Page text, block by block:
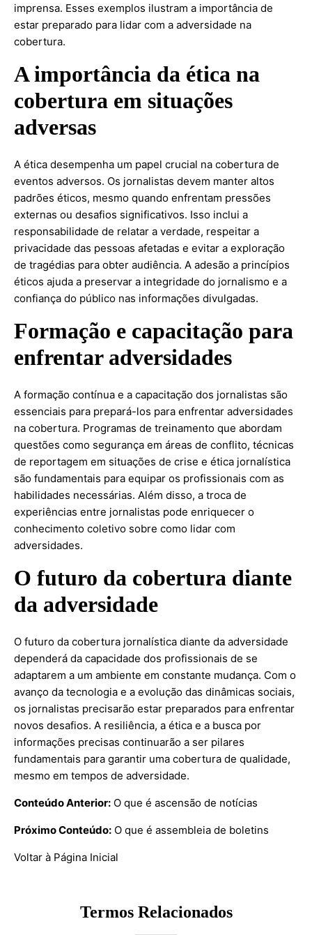
imprensa. Esses exemplos ilustram a importância de
estar preparado para lidar com a adversidade na
cobertura.
A importância da ética na
cobertura em situações
adversas
A ética desempenha um papel crucial na cobertura de
eventos adversos. Os jornalistas devem manter altos
padrões éticos, mesmo quando enfrentam pressões
externas ou desafios significativos. Isso inclui a
responsabilidade de relatar a verdade, respeitar a
privacidade das pessoas afetadas e evitar a exploração
de tragédias para obter audiência. A adesão a princípios
éticos ajuda a preservar a integridade do jornalismo e a
confiança do público nas informações divulgadas.
Formação e capacitação para
enfrentar adversidades
A formação contínua e a capacitação dos jornalistas são
essenciais para prepará-los para enfrentar adversidades
na cobertura. Programas de treinamento que abordam
questões como segurança em áreas de conflito, técnicas
de reportagem em situações de crise e ética jornalística
são fundamentais para equipar os profissionais com as
habilidades necessárias. Além disso, a troca de
experiências entre jornalistas pode enriquecer o
conhecimento coletivo sobre como lidar com
adversidades.
O futuro da cobertura diante
da adversidade
O futuro da cobertura jornalística diante da adversidade
dependerá da capacidade dos profissionais de se
adaptarem a um ambiente em constante mudança. Com o
avanço da tecnologia e a evolução das dinâmicas sociais,
os jornalistas precisarão estar preparados para enfrentar
novos desafios. A resiliência, a ética e a busca por
informações precisas continuarão a ser pilares
fundamentais para garantir uma cobertura de qualidade,
mesmo em tempos de adversidade.
Conteúdo Anterior: O que é ascensão de notícias
Próximo Conteúdo: O que é assembleia de boletins
Voltar à Página Inicial
Termos Relacionados